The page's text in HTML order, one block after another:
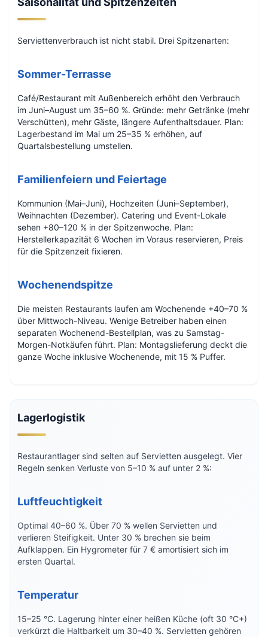
Serviettenverbrauch ist nicht stabil. Drei Spitzenarten:
Sommer-Terrasse
Café/Restaurant mit Außenbereich erhöht den Verbrauch
im Juni–August um 35–60 %. Gründe: mehr Getränke (mehr
Verschütten), mehr Gäste, längere Aufenthaltsdauer. Plan:
Lagerbestand im Mai um 25–35 % erhöhen, auf
Quartalsbestellung umstellen.
Familienfeiern und Feiertage
Kommunion (Mai–Juni), Hochzeiten (Juni–September),
Weihnachten (Dezember). Catering und Event-Lokale
sehen +80–120 % in der Spitzenwoche. Plan:
Herstellerkapazität 6 Wochen im Voraus reservieren, Preis
für die Spitzenzeit fixieren.
Wochenendspitze
Die meisten Restaurants laufen am Wochenende +40–70 %
über Mittwoch-Niveau. Wenige Betreiber haben einen
separaten Wochenend-Bestellplan, was zu Samstag-
Morgen-Notkäufen führt. Plan: Montagslieferung deckt die
ganze Woche inklusive Wochenende, mit 15 % Puffer.
Lagerlogistik
Restaurantlager sind selten auf Servietten ausgelegt. Vier
Regeln senken Verluste von 5–10 % auf unter 2 %:
Luftfeuchtigkeit
Optimal 40–60 %. Über 70 % wellen Servietten und
verlieren Steifigkeit. Unter 30 % brechen sie beim
Aufklappen. Ein Hygrometer für 7 € amortisiert sich im
ersten Quartal.
Temperatur
15–25 °C. Lagerung hinter einer heißen Küche (oft 30 °C+)
verkürzt die Haltbarkeit um 30–40 %. Servietten gehören